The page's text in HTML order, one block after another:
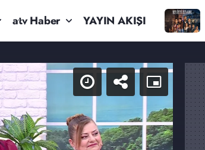
atv Haber YAYIN AKIŞI